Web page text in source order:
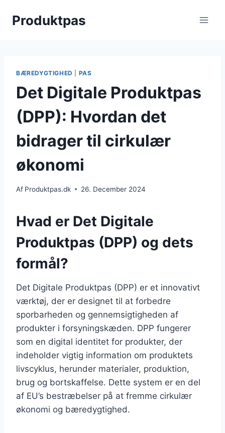
Produktpas
BÆREDYGTIGHED PAS
Det Digitale Produktpas
(DPP): Hvordan det
bidrager til cirkulær
økonomi
Af Produktpas.dk 26. December 2024
Hvad er Det Digitale
Produktpas (DPP) og dets
formål?
Det Digitale Produktpas (DPP) er et innovativt
værktøj, der er designet til at forbedre
sporbarheden og gennemsigtigheden af
produkter i forsyningskæden. DPP fungerer
som en digital identitet for produkter, der
indeholder vigtig information om produktets
livscyklus, herunder materialer, produktion,
brug og bortskaffelse. Dette system er en del
af EU’s bestræbelser på at fremme cirkulær
økonomi og bæredygtighed.